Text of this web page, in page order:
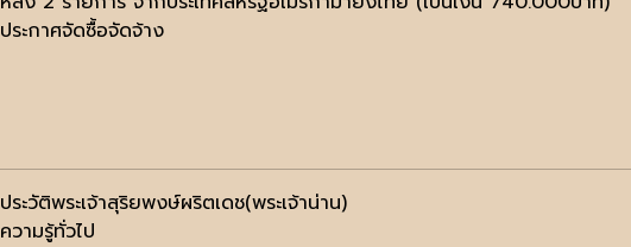
ประกาศจัดซื้อจัดจ้าง
ประวัติพระเจ้าสุริยพงษ์ผริตเดช(พระเจ้าน่าน)
ความรู้ทั่วไป